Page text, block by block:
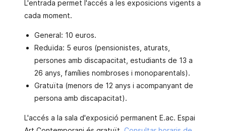
L'entrada permet l'accés a les exposicions vigents a
cada moment.
General: 10 euros.
Reduïda: 5 euros (pensionistes, aturats,
persones amb discapacitat, estudiants de 13 a
26 anys, famílies nombroses i monoparentals).
Gratuïta (menors de 12 anys i acompanyant de
persona amb discapacitat).
L'accés a la sala d'exposició permanent E.ac. Espai